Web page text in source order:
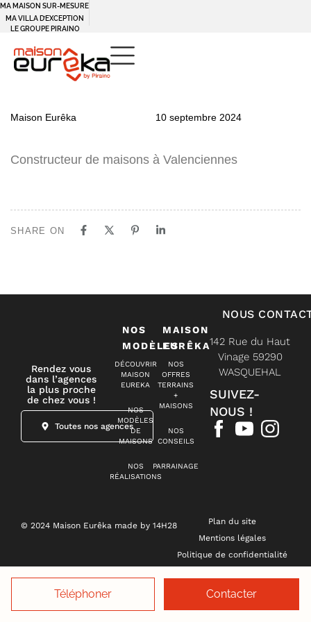
Téléphoner Contacter
MA MAISON SUR-MESURE
MA VILLA D’EXCEPTION
LE GROUPE PIRAINO
IN:
Maison Eurêka
on:
10 septembre 2024
Constructeur de maisons à Valenciennes
SHARE ON
Rendez vous
dans l’agences
la plus proche
de chez vous !
Toutes nos agences
NOS
MODÈLES
DÉCOUVRIR
MAISON
EUREKA
NOS
MODÈLES
DE
MAISONS
NOS
RÉALISATIONS
MAISON
EURÊKA
NOS
OFFRES
TERRAINS
+
MAISONS
NOS
CONSEILS
PARRAINAGE
NOUS
142 Rue du Haut
Vinage 59290
WASQUEHAL
SUIVEZ-
NOUS !
© 2024 Maison Eurêka made by 14H28
Plan du site
Mentions légales
Politique de confidentialité